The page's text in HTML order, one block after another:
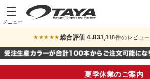
★★★★★総合評価 4.833,318件のレビュー
夏季休業のご案内